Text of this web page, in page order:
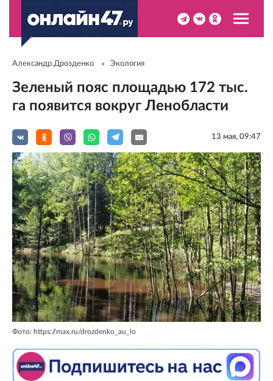
Александр Дрозденко Экология
Зеленый пояс площадью 172 тыс.
га появится вокруг Ленобласти
13 мая, 09:47
Фото: https://max.ru/drozdenko_au_lo